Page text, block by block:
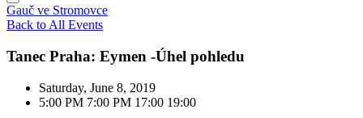
Gauč ve Stromovce
Back to All Events
Tanec Praha: Eymen -Úhel pohledu
Saturday, June 8, 2019
5:00 PM 7:00 PM 17:00 19:00